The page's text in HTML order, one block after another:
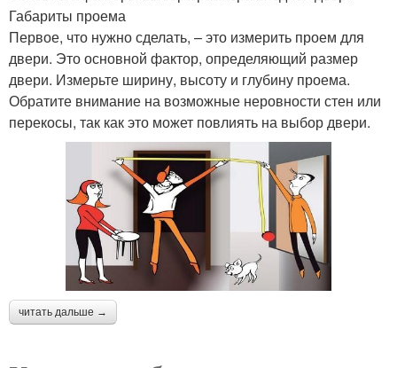
Габариты проема
Первое, что нужно сделать, – это измерить проем для
двери. Это основной фактор, определяющий размер
двери. Измерьте ширину, высоту и глубину проема.
Обратите внимание на возможные неровности стен или
перекосы, так как это может повлиять на выбор двери.
читать дальше →